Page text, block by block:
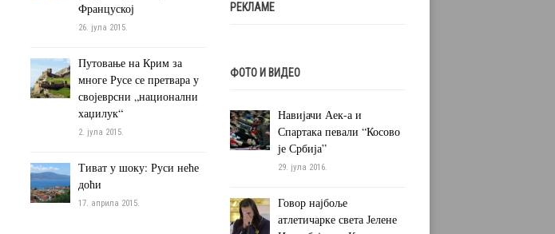
Француској
26. јула 2015.
Путовање на Крим за
многе Русе се претвара у
својеврсни „национални
хаџилук“
2. јула 2015.
Тиват у шоку: Руси неће
доћи
17. априла 2015.
РЕКЛАМЕ
ФОТО И ВИДЕО
Навијачи Аек-а и
Спартака певали “Косово
је Србија”
29. јула 2016.
Говор најбоље
атлетичарке света Јелене